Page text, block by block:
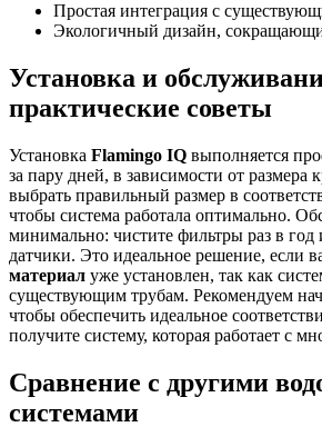
Простая интеграция с
Экологичный дизайн,
Установка и
практические советы
Установка Flamingo IQ выполняется
за пару дней, в зависимости от
выбрать правильный размер в
чтобы система работала оптимально.
минимально: чистите фильтры раз в год
датчики. Это идеальное решение, если
материал уже установлен, так как
существующим трубам. Рекомендуем
чтобы обеспечить идеальное
получите систему, которая работает с
Сравнение с другими
системами